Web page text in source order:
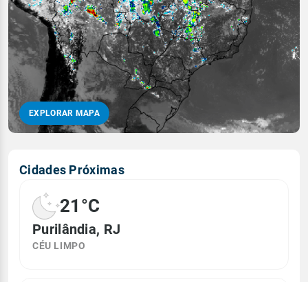
EXPLORAR MAPA
Cidades Próximas
21°C
Purilândia, RJ
CÉU LIMPO